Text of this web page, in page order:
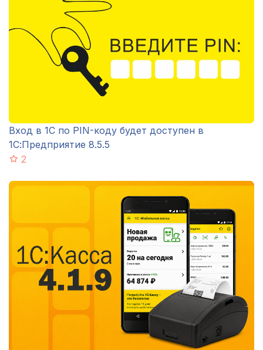
Вход в 1С по PIN-коду будет доступен в
1С:Предприятие 8.5.5
2